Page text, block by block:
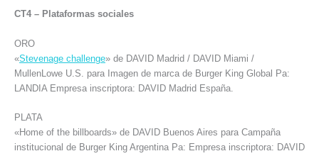
CT4 – Plataformas sociales
ORO
«Stevenage challenge» de DAVID Madrid / DAVID Miami /
MullenLowe U.S. para Imagen de marca de Burger King Global Pa:
LANDIA Empresa inscriptora: DAVID Madrid España.
PLATA
«Home of the billboards» de DAVID Buenos Aires para Campaña
institucional de Burger King Argentina Pa: Empresa inscriptora: DAVID